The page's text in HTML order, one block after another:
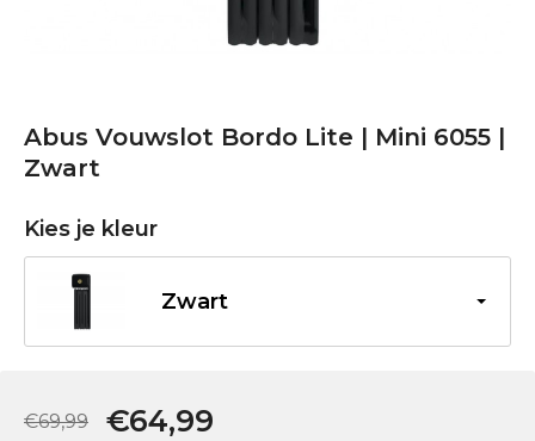
Abus Vouwslot Bordo Lite | Mini 6055 |
Zwart
Kies je kleur
Zwart
€64,99
€69,99